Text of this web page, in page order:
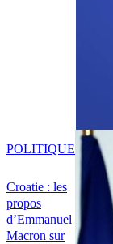
Croatie : les
propos
d’Emmanuel
Macron sur
POLITIQUE